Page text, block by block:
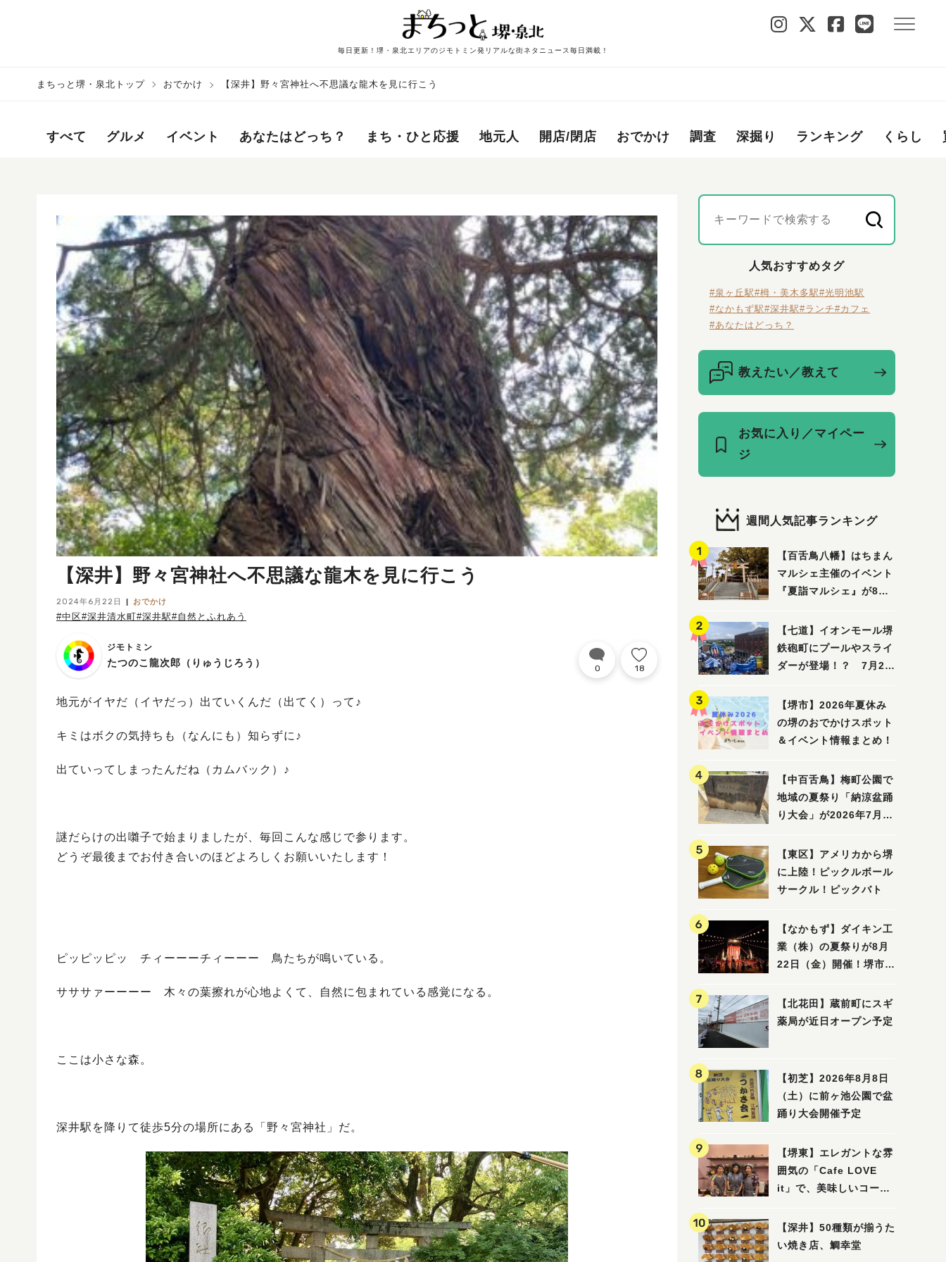
毎日更新！堺・泉北エリアのジモトミン発リアルな街ネタニュース毎日満載！
まちっと堺・泉北トップ おでかけ 【深井】野々宮神社へ不思議な龍木を見に行こう
すべて グルメ イベント あなたはどっち？ まち・ひと応援 地元人 開店/閉店 おでかけ 調査 深掘り ランキング くらし
【深井】野々宮神社へ不思議な龍木を見に行こう
2024年6月22日 おでかけ
#中区#深井清水町#深井駅#自然とふれあう
ジモトミン
たつのこ龍次郎（りゅうじろう） 0 18
地元がイヤだ（イヤだっ）出ていくんだ（出てく）って♪
キミはボクの気持ちも（なんにも）知らずに♪
出ていってしまったんだね（カムバック）♪
謎だらけの出囃子で始まりましたが、毎回こんな感じで参ります。
どうぞ最後までお付き合いのほどよろしくお願いいたします！
ピッピッピッ チィーーーチィーーー 鳥たちが鳴いている。
サササァーーーー 木々の葉擦れが心地よくて、自然に包まれている感覚になる。
ここは小さな森。
深井駅を降りて徒歩5分の場所にある「野々宮神社」だ。
人気おすすめタグ
#泉ヶ丘駅#栂・美木多駅#光明池駅
#なかもず駅#深井駅#ランチ#カフェ
#あなたはどっち？
教えたい／教えて
お気に入り／マイペー
ジ
週間人気記事ランキング
【百舌鳥八幡】はちまん
マルシェ主催のイベント
『夏詣マルシェ』が8月2
【七道】イオンモール堺
鉄砲町にプールやスライ
ダーが登場！？ 7月25
「赤レンガ広場 Kid's
Water PARK 2026」が
開催
【堺市】2026年夏休み
の堺のおでかけスポット
＆イベント情報まとめ！
【中百舌鳥】梅町公園で
地域の夏祭り「納涼盆踊
り大会」が2026年7月26
【東区】アメリカから堺
に上陸！ピックルボール
サークル！ピックバト
【なかもず】ダイキン工
業（株）の夏祭りが8月
22日（金）開催！堺市北
納涼祭
【北花田】蔵前町にスギ
薬局が近日オープン予定
【初芝】2026年8月8日
（土）に前ヶ池公園で盆
踊り大会開催予定
【堺東】エレガントな雰
囲気の「Cafe LOVE
it」で、美味しいコーヒ
【深井】50種類が揃うた
い焼き店、鯛幸堂